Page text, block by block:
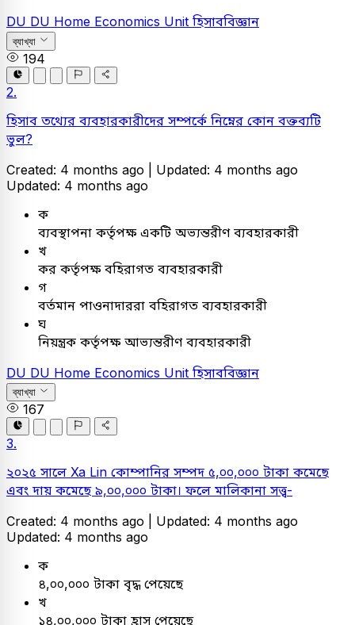
DU DU Home Economics Unit হিসাববিজ্ঞান
ব্যাখ্যা
194
2.
হিসাব তথ্যের ব্যবহারকারীদের সম্পর্কে নিম্নের কোন বক্তব্যটি
ভুল?
Created: 4 months ago | Updated: 4 months ago
Updated: 4 months ago
ক
ব্যবস্থাপনা কর্তৃপক্ষ একটি অভ্যন্তরীণ ব্যবহারকারী
খ
কর কর্তৃপক্ষ বহিরাগত ব্যবহারকারী
গ
বর্তমান পাওনাদাররা বহিরাগত ব্যবহারকারী
ঘ
নিয়ন্ত্রক কর্তৃপক্ষ আভ্যন্তরীণ ব্যবহারকারী
DU DU Home Economics Unit হিসাববিজ্ঞান
ব্যাখ্যা
167
3.
২০২৫ সালে Xa Lin কোম্পানির সম্পদ ৫,০০,০০০ টাকা কমেছে
এবং দায় কমেছে ৯,০০,০০০ টাকা। ফলে মালিকানা সত্ত্ব-
Created: 4 months ago | Updated: 4 months ago
Updated: 4 months ago
ক
৪,০০,০০০ টাকা বৃদ্ধ পেয়েছে
খ
১৪,০০,০০০ টাকা হ্রাস পেয়েছে